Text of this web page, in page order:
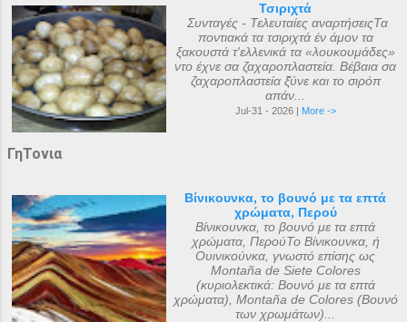
Τσιριχτά
Συνταγές - Τελευταίες αναρτήσειςΤα
ποντιακά τα τσιριχτά έν άμον τα
ξακουστά τ'ελλενικά τα «λουκουμάδες»
ντο έχνε σα ζαχαροπλαστεία. Βέβαια σα
ζαχαροπλαστεία ξ̌ύνε και το σιρόπ
απάν...
Jul-31 - 2026 | More ->
ΓηΤονια
Βίνικουνκα, το βουνό με τα επτά
χρώματα, Περού
Βίνικουνκα, το βουνό με τα επτά
χρώματα, ΠερούΤο Βίνικουνκα, ή
Ουινικούνκα, γνωστό επίσης ως
Montaña de Siete Colores
(κυριολεκτικά: Βουνό με τα επτά
χρώματα), Montaña de Colores (Βουνό
των χρωμάτων)...